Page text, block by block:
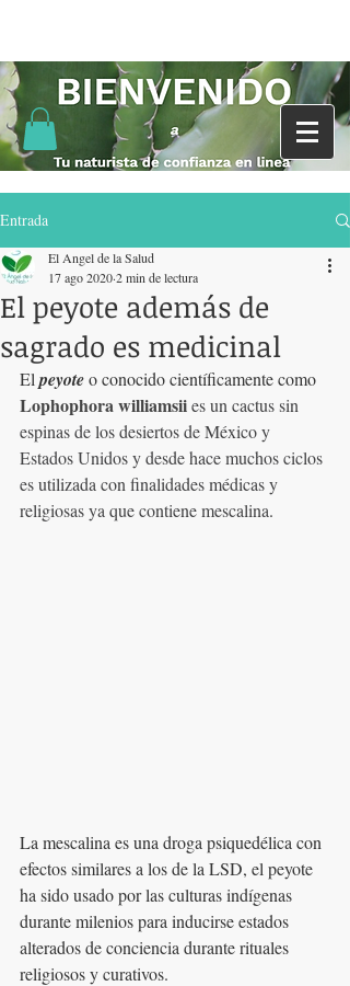
Entrada
El peyote además de
sagrado es medicinal
El Angel de la Salud
17 ago 20202 min de lectura
El peyote o conocido científicamente como
Lophophora williamsii es un cactus sin
espinas de los desiertos de México y
Estados Unidos y desde hace muchos ciclos
es utilizada con finalidades médicas y
religiosas ya que contiene mescalina.
La mescalina es una droga psiquedélica con
efectos similares a los de la LSD, el peyote
ha sido usado por las culturas indígenas
durante milenios para inducirse estados
alterados de conciencia durante rituales
religiosos y curativos.